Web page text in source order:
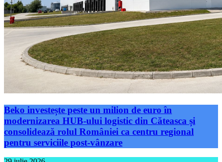
Beko investește peste un milion de euro în
modernizarea HUB-ului logistic din Căteasca și
consolidează rolul României ca centru regional
pentru serviciile post-vânzare